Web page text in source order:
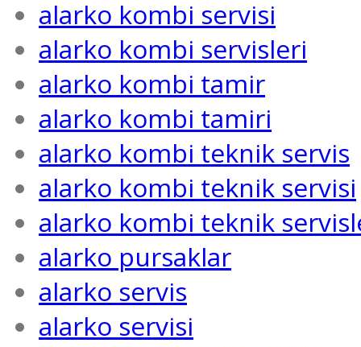
alarko kombi servisi
alarko kombi servisleri
alarko kombi tamir
alarko kombi tamiri
alarko kombi teknik servis
alarko kombi teknik servisi
alarko kombi teknik
alarko pursaklar
alarko servis
alarko servisi